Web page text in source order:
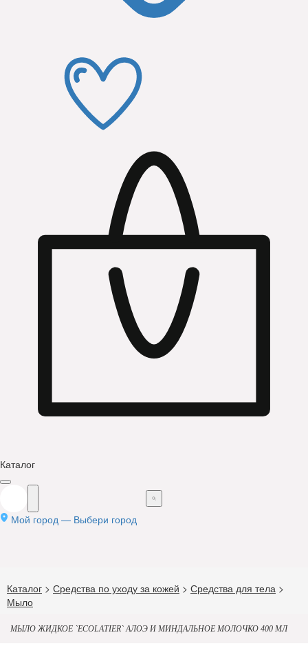
Каталог
Мой город — Выбери город
Каталог > Средства по уходу за кожей > Средства для тела >
Мыло
МЫЛО ЖИДКОЕ `ECOLATIER` АЛОЭ И МИНДАЛЬНОЕ МОЛОЧКО 400 МЛ